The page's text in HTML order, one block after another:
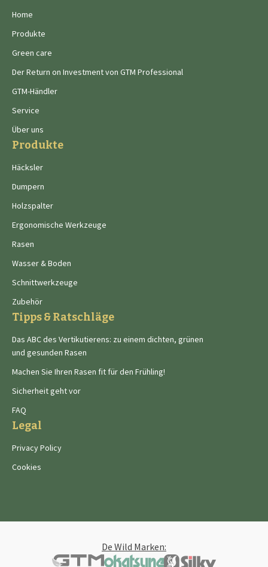
Home
Produkte
Green care
Der Return on Investment von GTM Professional
GTM-Händler
Service
Über uns
Produkte
Häcksler
Dumpern
Holzspalter
Ergonomische Werkzeuge
Rasen
Wasser & Boden
Schnittwerkzeuge
Zubehör
Tipps & Ratschläge
Das ABC des Vertikutierens: zu einem dichten, grünen
und gesunden Rasen
Machen Sie Ihren Rasen fit für den Frühling!
Sicherheit geht vor
FAQ
Legal
Privacy Policy
Cookies
De Wild Marken: